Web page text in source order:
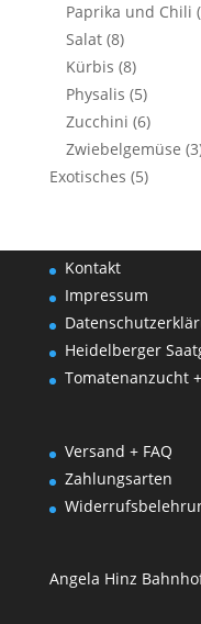
Paprika und Chili
Salat (8)
Kürbis (8)
Physalis (5)
Zucchini (6)
Zwiebelgemüse
Exotisches (5)
Kontakt
Impressum
Heidelberger
Tomatenanzucht
Versand + FAQ
Zahlungsarten
Angela Hinz